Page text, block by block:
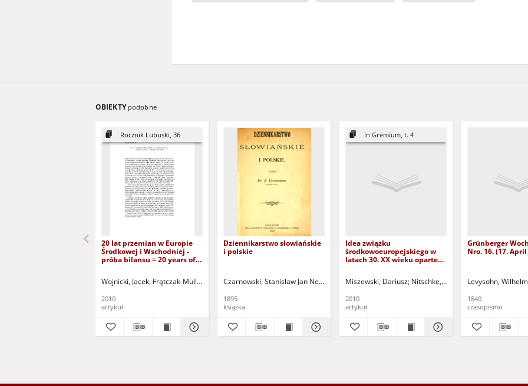
OBIEKTY podobne
Rocznik Lubuski, 36
20 lat przemian w Europie
Środkowej i Wschodniej -
próba bilansu = 20 years of
assessment attempt
Wojnicki, Jacek Frątczak-Müller, Joanna - red. Mielczarek-Żejmo, Anna - red. Szczegóła, Lech - red.
2010
artykuł
Dziennikarstwo słowiańskie
i polskie
Czarnowski, Stanisław Jan Nepomucen (1847-1929)
1895
książka
In Gremium, t. 4
Idea związku
środkowoeuropejskiego w
latach 30. XX wieku opartego
alliance in the 30S of the
foundation of Polish
Hungarian union
Miszewski, Dariusz Nitschke, Bernadetta - red.
2010
artykuł
Grünberger
Nro. 16. (17.
Levysohn,
1840
czasopismo